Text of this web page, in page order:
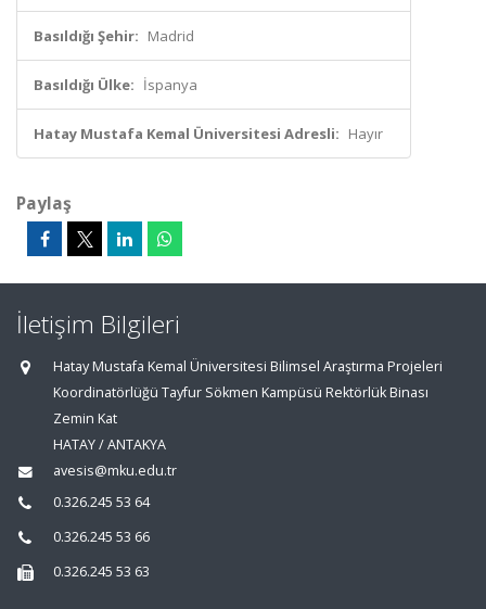
Basıldığı Şehir: Madrid
Basıldığı Ülke: İspanya
Hatay Mustafa Kemal Üniversitesi Adresli: Hayır
Paylaş
İletişim Bilgileri
Hatay Mustafa Kemal Üniversitesi Bilimsel Araştırma Projeleri
Koordinatörlüğü Tayfur Sökmen Kampüsü Rektörlük Binası
Zemin Kat
HATAY / ANTAKYA
avesis@mku.edu.tr
0.326.245 53 64
0.326.245 53 66
0.326.245 53 63